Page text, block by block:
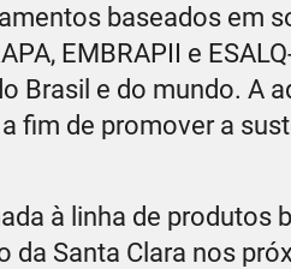
baseados em
EMBRAPII e
Brasil e do mundo. A
fim de promover a
à linha de produtos
Santa Clara nos